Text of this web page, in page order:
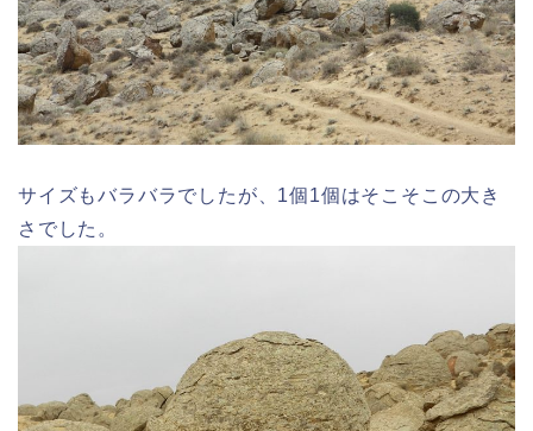
サイズもバラバラでしたが、1個1個はそこそこの大き
さでした。